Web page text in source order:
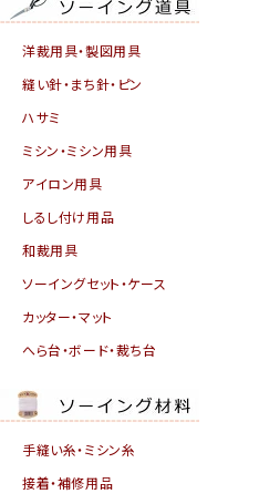
洋裁用具・製図用具
縫い針・まち針・ピン
ハサミ
ミシン・ミシン用具
アイロン用具
しるし付け用品
和裁用具
ソーイングセット・ケース
カッター・マット
へら台・ボード・裁ち台
手縫い糸・ミシン糸
接着・補修用品